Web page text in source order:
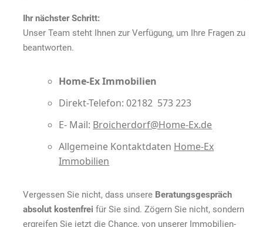
ab
Ihr nächster Schritt:
Unser Team steht Ihnen zur Verfügung, um Ihre Fragen zu
beantworten.
Home-Ex Immobilien
Direkt-Telefon: 02182 573 223
E- Mail: Broicherdorf@Home-Ex.de
Allgemeine Kontaktdaten Home-Ex
Immobilien
Vergessen Sie nicht, dass unsere Beratungsgespräch
absolut kostenfrei für Sie sind. Zögern Sie nicht, sondern
ergreifen Sie jetzt die Chance, von unserer Immobilien-